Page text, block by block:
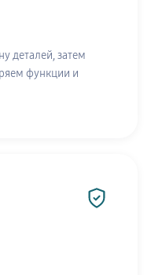
деталей, затем
функции и